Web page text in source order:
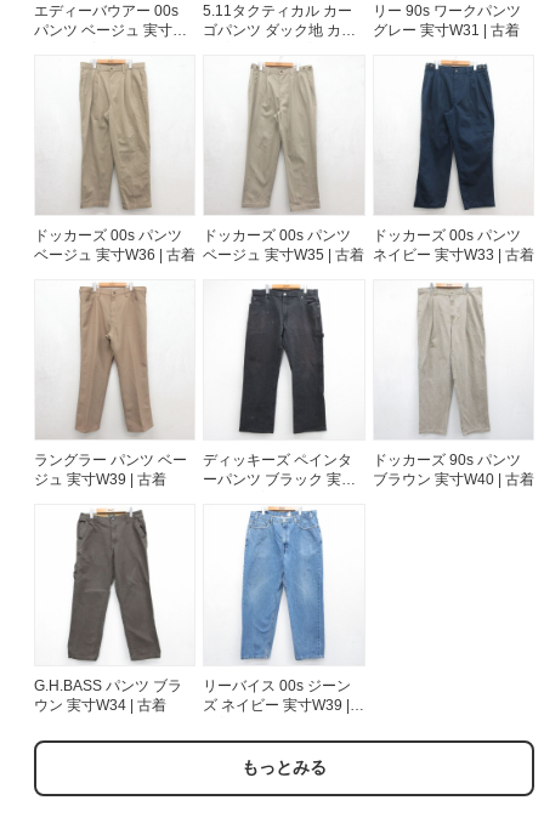
エディーバウアー 00s
パンツ ベージュ 実寸
5.11タクティカル カー
ゴパンツ ダック地 カー
リー 90s ワークパンツ
グレー 実寸W31 | 古着
ドッカーズ 00s パンツ
ベージュ 実寸W36 | 古着
ドッカーズ 00s パンツ
ベージュ 実寸W35 | 古着
ドッカーズ 00s パンツ
ネイビー 実寸W33 | 古着
ラングラー パンツ ベー
ジュ 実寸W39 | 古着
ディッキーズ ペインタ
ーパンツ ブラック 実寸
ドッカーズ 90s パンツ
ブラウン 実寸W40 | 古着
G.H.BASS パンツ ブラ
ウン 実寸W34 | 古着
リーバイス 00s ジーン
ズ ネイビー 実寸W39 |
もっとみる